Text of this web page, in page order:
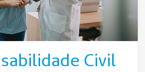
Civil